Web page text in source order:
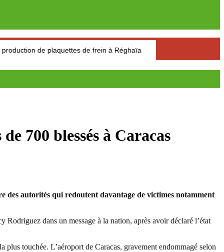
plaquettes de frein à Réghaïa Pétrole : Le prix du baril de
700 blessés à Caracas
des autorités qui redoutent davantage de victimes notamment
dans un message à la nation, après avoir déclaré l’état
touchée. L’aéroport de Caracas, gravement endommagé selon